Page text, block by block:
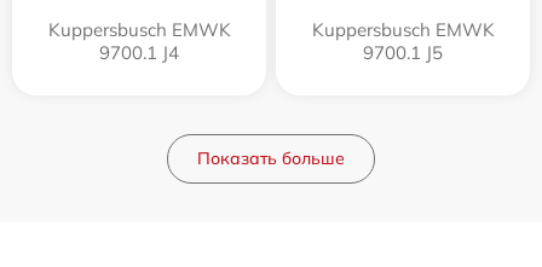
Kuppersbusch EMWK
9700.1 J4
Kuppersbusch EMWK
9700.1 J5
Показать больше